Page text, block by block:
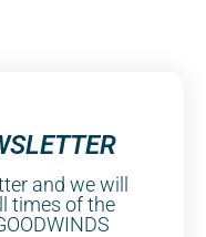
and we will
times of the